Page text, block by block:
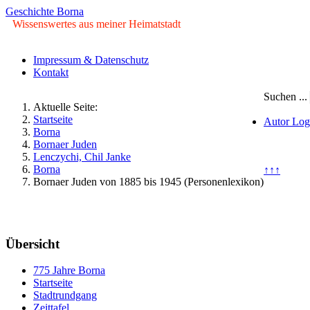
Geschichte Borna
Wissenswertes aus meiner Heimatstadt
Impressum & Datenschutz
Kontakt
Aktuelle Seite:
Startseite
Borna
Bornaer Juden
Lenczychi, Chil Janke
Borna
Bornaer Juden von 1885 bis 1945 (Personenlexikon)
Suchen ...
Autor
↑↑↑
Übersicht
775 Jahre Borna
Startseite
Stadtrundgang